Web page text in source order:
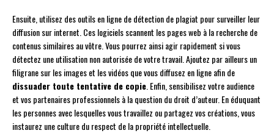
Ensuite, utilisez des outils en ligne de détection de plagiat pour surveiller leur
diffusion sur internet. Ces logiciels scannent les pages web à la recherche de
contenus similaires au vôtre. Vous pourrez ainsi agir rapidement si vous
détectez une utilisation non autorisée de votre travail. Ajoutez par ailleurs un
filigrane sur les images et les vidéos que vous diffusez en ligne afin de
dissuader toute tentative de copie . Enfin, sensibilisez votre audience
et vos partenaires professionnels à la question du droit d’auteur. En éduquant
les personnes avec lesquelles vous travaillez ou partagez vos créations, vous
instaurez une culture du respect de la propriété intellectuelle.